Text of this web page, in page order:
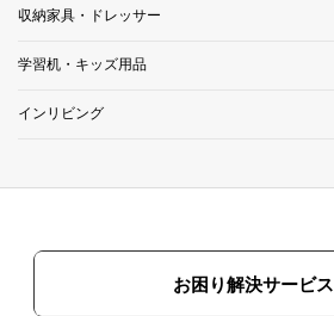
収納家具・ドレッサー
学習机・キッズ用品
インリビング
お困り解決サービス